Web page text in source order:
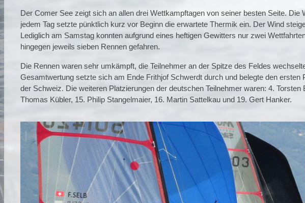
Der Comer See zeigt sich an allen drei Wettkampftagen von seiner besten Seite. Die
jedem Tag setzte pünktlich kurz vor Beginn die erwartete Thermik ein. Der Wind
Lediglich am Samstag konnten aufgrund eines heftigen Gewitters nur zwei
hingegen jeweils sieben Rennen gefahren.
Die Rennen waren sehr umkämpft, die Teilnehmer an der Spitze des Feldes
Gesamtwertung setzte sich am Ende Frithjof Schwerdt durch und belegte den
der Schweiz. Die weiteren Platzierungen der deutschen Teilnehmer waren: 4.
Thomas Kübler, 15. Philip Stangelmaier, 16. Martin Sattelkau und 19. Gert Hanker.